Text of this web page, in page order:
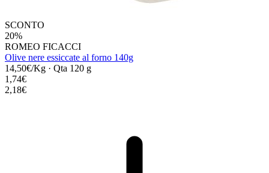
SCONTO
20%
ROMEO FICACCI
Olive nere essiccate al forno 140g
14,50€/Kg · Qta 120 g
1,74€
2,18€